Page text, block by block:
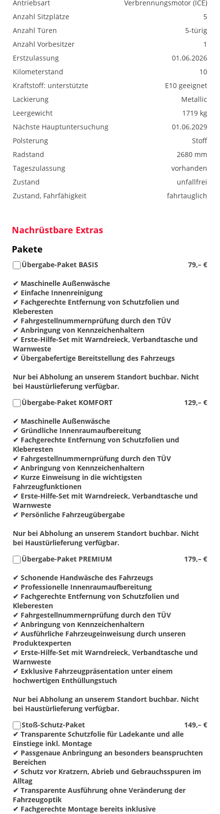
Antriebsart
Verbrennungsmotor (ICE)
Anzahl Sitzplätze
5
Anzahl Türen
5-türig
Anzahl Vorbesitzer
1
Erstzulassung
01.06.2026
Kilometerstand
10
Kraftstoff: unterstützte
E10 geeignet
Lackierung
Metallic
Leergewicht
1719 kg
Nächste Hauptuntersuchung
01.06.2029
Polsterung
Stoff
Radstand
2680 mm
Tageszulassung
vorhanden
Zustand
unfallfrei
Zustand, Fahrfähigkeit
fahrtauglich
Nachrüstbare Extras
Pakete
79,– €
Übergabe-Paket BASIS
✔ Maschinelle Außenwäsche
✔ Einfache Innenreinigung
✔ Fachgerechte Entfernung von Schutzfolien und
Kleberesten
✔ Fahrgestellnummernprüfung durch den TÜV
✔ Anbringung von Kennzeichenhaltern
✔ Erste-Hilfe-Set mit Warndreieck, Verbandtasche und
Warnweste
✔ Übergabefertige Bereitstellung des Fahrzeugs
Nur bei Abholung an unserem Standort buchbar. Nicht
bei Haustürlieferung verfügbar.
129,– €
Übergabe-Paket KOMFORT
✔ Maschinelle Außenwäsche
✔ Gründliche Innenraumaufbereitung
✔ Fachgerechte Entfernung von Schutzfolien und
Kleberesten
✔ Fahrgestellnummernprüfung durch den TÜV
✔ Anbringung von Kennzeichenhaltern
✔ Kurze Einweisung in die wichtigsten
Fahrzeugfunktionen
✔ Erste-Hilfe-Set mit Warndreieck, Verbandtasche und
Warnweste
✔ Persönliche Fahrzeugübergabe
Nur bei Abholung an unserem Standort buchbar. Nicht
bei Haustürlieferung verfügbar.
179,– €
Übergabe-Paket PREMIUM
✔ Schonende Handwäsche des Fahrzeugs
✔ Professionelle Innenraumaufbereitung
✔ Fachgerechte Entfernung von Schutzfolien und
Kleberesten
✔ Fahrgestellnummernprüfung durch den TÜV
✔ Anbringung von Kennzeichenhaltern
✔ Ausführliche Fahrzeugeinweisung durch unseren
Produktexperten
✔ Erste-Hilfe-Set mit Warndreieck, Verbandtasche und
Warnweste
✔ Exklusive Fahrzeugpräsentation unter einem
hochwertigen Enthüllungstuch
Nur bei Abholung an unserem Standort buchbar. Nicht
bei Haustürlieferung verfügbar.
149,– €
Stoß-Schutz-Paket
✔ Transparente Schutzfolie für Ladekante und alle
Einstiege inkl. Montage
✔ Passgenaue Anbringung an besonders beanspruchten
Bereichen
✔ Schutz vor Kratzern, Abrieb und Gebrauchsspuren im
Alltag
✔ Transparente Ausführung ohne Veränderung der
Fahrzeugoptik
✔ Fachgerechte Montage bereits inklusive